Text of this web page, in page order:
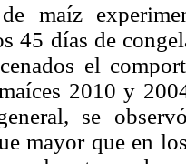
maíz
45 días de
el
2010 y
se
mayor que en